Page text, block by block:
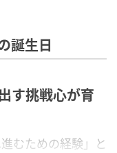
誕生日
す挑戦心が育
むための経験」と